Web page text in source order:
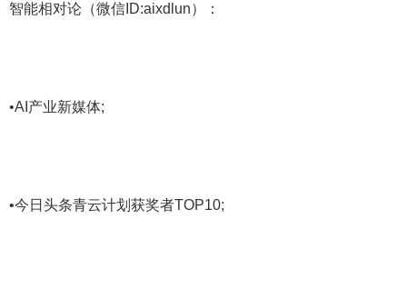
智能相对论（微信ID:aixdlun）：
•AI产业新媒体;
•今日头条青云计划获奖者TOP10;